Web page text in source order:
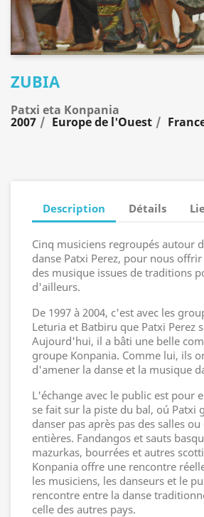
ZUBIA
Patxi eta Konpania
2007 Europe de l'Ouest
Description Détails
Cinq musiciens regroupés autour
danse Patxi Perez, pour nous offrir
des musique issues de traditions
d'ailleurs.
De 1997 à 2004, c'est avec les
Leturia et Batbiru que Patxi Perez
Aujourd'hui, il a bâti une belle
groupe Konpania. Comme lui, ils
d'amener la danse et la musique
L'échange avec le public est pour
se fait sur la piste du bal, oú Patxi
danser pas après pas des salles ou
entières. Fandangos et sauts
mazurkas, bourrées et autres
Konpania offre une rencontre
les musiciens, les danseurs et le
rencontre entre la danse
celle des autres pays.